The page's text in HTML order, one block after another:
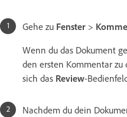
Gehe zu Fenster >
Wenn du das Dokument
den ersten Kommentar
sich das Review-
Nachdem du dein